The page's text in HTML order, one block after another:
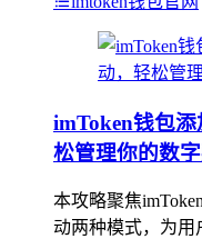
imToken钱包
松管理你的数
本攻略聚焦
动两种模式，为用